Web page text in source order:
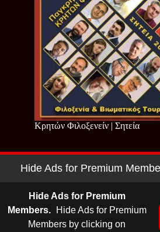
Κρητών Φιλοξενείν | Σητεία
Copyright © 2026 - Cretan Business |
Hide Ads for Premium
Hide Ads for Premium
Members.
Hide Ads for Premium
Members by clicking on